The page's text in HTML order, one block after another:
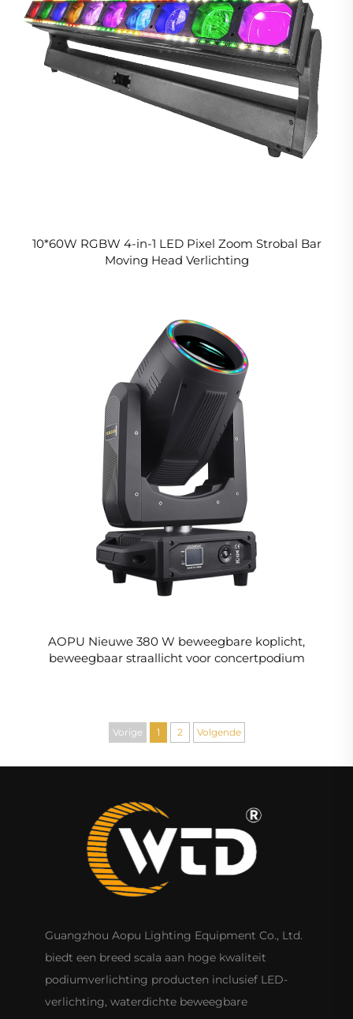
10*60W RGBW 4-in-1 LED Pixel Zoom Strobal Bar
Moving Head Verlichting
AOPU Nieuwe 380 W beweegbare koplicht,
beweegbaar straallicht voor concertpodium
Vorige 1 2 Volgende
Guangzhou Aopu Lighting Equipment Co., Ltd.
biedt een breed scala aan hoge kwaliteit
podiumverlichting producten inclusief LED-
verlichting, waterdichte beweegbare